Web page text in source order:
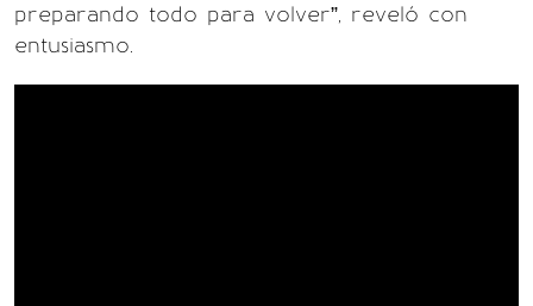
preparando todo para volver”, reveló con
entusiasmo.